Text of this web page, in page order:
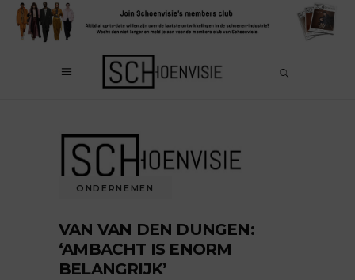
ONDERNEMEN
VAN VAN DEN DUNGEN:
‘AMBACHT IS ENORM
BELANGRIJK’